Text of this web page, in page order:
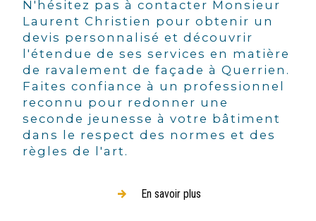
N'hésitez pas à contacter Monsieur
Laurent Christien pour obtenir un
devis personnalisé et découvrir
l'étendue de ses services en matière
de ravalement de façade à Querrien.
Faites confiance à un professionnel
reconnu pour redonner une
seconde jeunesse à votre bâtiment
dans le respect des normes et des
règles de l'art.
En savoir plus